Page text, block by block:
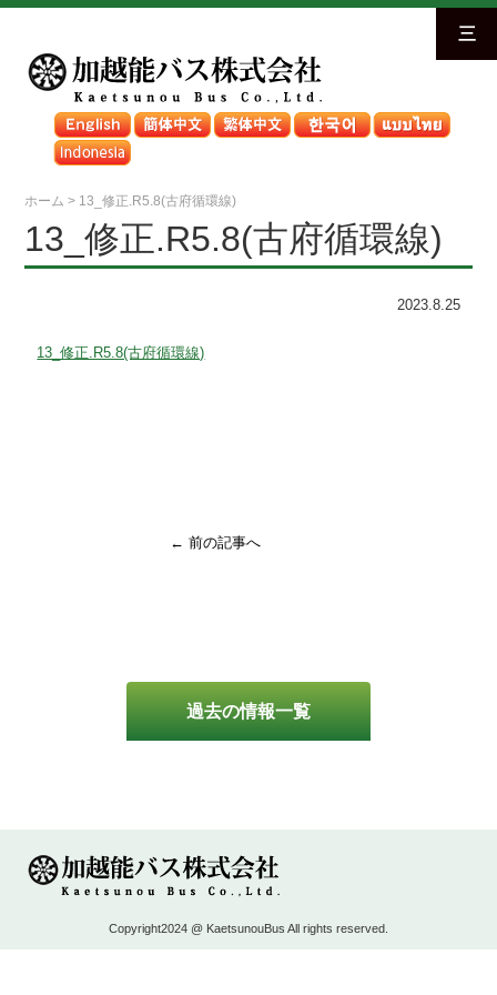
三
ホーム > 13_修正.R5.8(古府循環線)
過去の情報一覧
13_修正.R5.8(古府循環線)
2023.8.25
13_修正.R5.8(古府循環線)
← 前の記事へ
Copyright2024 @ KaetsunouBus All rights reserved.